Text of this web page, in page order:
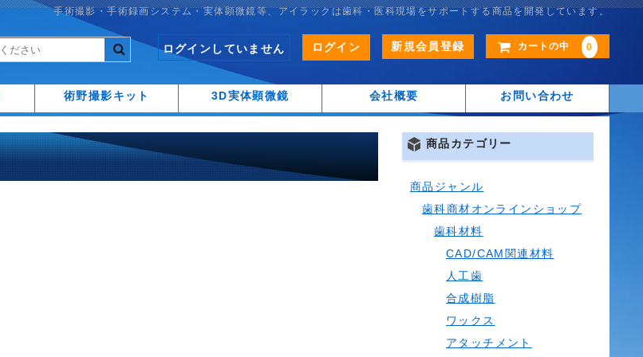
手術撮影・手術録画システム・実体顕微鏡等、アイラックは歯科・医科現場をサポートする商品を開発しています。
カートの中 0
ログインしていません ログイン 新規会員登録
術野撮影キット 3D実体顕微鏡 会社概要 お問い合わせ
商品カテゴリー
商品ジャンル
歯科商材オンラインショップ
歯科材料
CAD/CAM関連材料
人工歯
合成樹脂
ワックス
アタッチメント